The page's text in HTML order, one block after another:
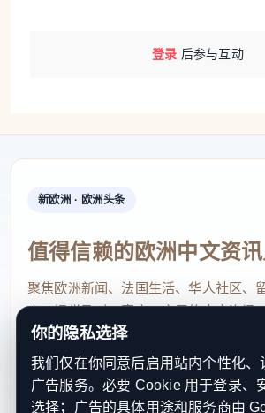
登录 后参与互动
新欧洲 · 欧洲头条
值得信赖的欧洲中文资讯
聚焦欧洲新闻、法国生活、华人社区、
点，提供及时、真实、实用的中文资讯
速了解欧洲动态。
contact@xinouzhou.com
服务支持、版权与合作：工作日优先处
你的隐私选择
我们仅在你同意后启用站内个性化、
广告服务。必要 Cookie 用于登录、
选择；广告的具体用途和服务商由